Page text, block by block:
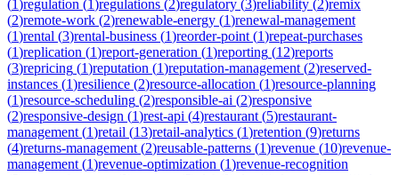
(1)regulation (1)regulations (2)regulatory (3)reliability (2)remix
(2)remote-work (2)renewable-energy (1)renewal-management
(1)rental (3)rental-business (1)reorder-point (1)repeat-purchases
(1)replication (1)report-generation (1)reporting (12)reports
(3)repricing (1)reputation (1)reputation-management (2)reserved-
instances (1)resilience (2)resource-allocation (1)resource-planning
(1)resource-scheduling (2)responsible-ai (2)responsive
(2)responsive-design (1)rest-api (4)restaurant (5)restaurant-
management (1)retail (13)retail-analytics (1)retention (9)returns
(4)returns-management (2)reusable-patterns (1)revenue (10)revenue-
management (1)revenue-optimization (1)revenue-recognition